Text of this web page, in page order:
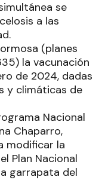
se
a las
(planes
la vacunación
de 2024, dadas
y climáticas de
Nacional
Chaparro,
modificar la
Plan Nacional
garrapata del